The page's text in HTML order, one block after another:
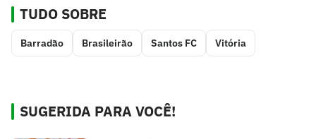
TUDO SOBRE
Barradão Brasileirão Santos FC Vitória
SUGERIDA PARA VOCÊ!